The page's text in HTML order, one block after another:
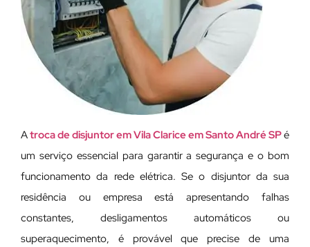
Atroca de disjuntor em Vila Clarice em Santo André SPé
um serviço essencial para garantir a segurança e o bom
funcionamento da rede elétrica. Se o disjuntor da sua
residência ou empresa está apresentando falhas
constantes, desligamentos automáticos ou
superaquecimento, é provável que precise de uma